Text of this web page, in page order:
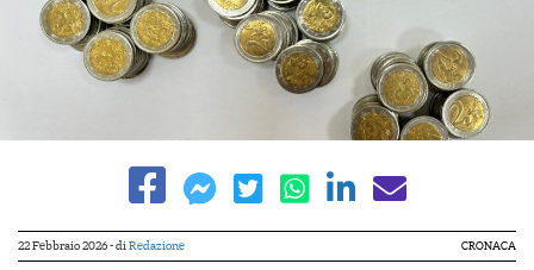
22 Febbraio 2026- di Redazione CRONACA